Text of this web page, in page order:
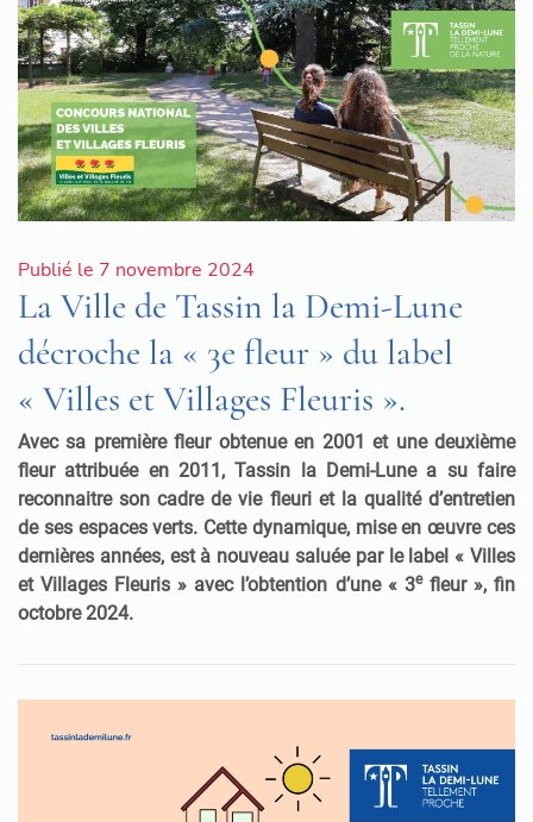
Publié le 7 novembre 2024
La Ville de Tassin la Demi-Lune
décroche la « 3e fleur » du label
« Villes et Villages Fleuris ».
Avec sa première fleur obtenue en 2001 et une deuxième
fleur attribuée en 2011, Tassin la Demi-Lune a su faire
reconnaitre son cadre de vie fleuri et la qualité d’entretien
de ses espaces verts. Cette dynamique, mise en œuvre ces
dernières années, est à nouveau saluée par le label « Villes
et Villages Fleuris » avec l’obtention d’une « 3efleur », fin
octobre 2024.